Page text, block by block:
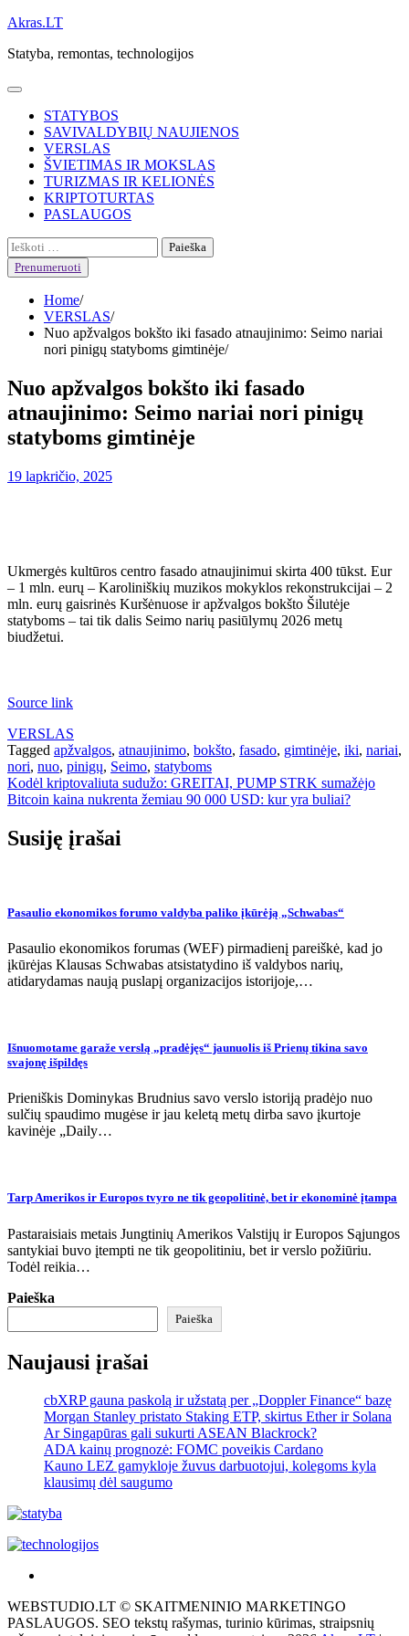
Skip
content
Akras.LT
Statyba, remontas, technologijos
STATYBOS
SAVIVALDYBIŲ NAUJIENOS
VERSLAS
ŠVIETIMAS IR MOKSLAS
TURIZMAS IR KELIONĖS
KRIPTOTURTAS
PASLAUGOS
Ieškoti:
Prenumeruoti
Home
VERSLAS
Nuo apžvalgos bokšto iki fasado atnaujinimo: Seimo nariai
nori pinigų statyboms gimtinėje
Nuo apžvalgos bokšto iki fasado
atnaujinimo: Seimo nariai nori pinigų
statyboms gimtinėje
19 lapkričio, 2025
Ukmergės kultūros centro fasado atnaujinimui skirta 400 tūkst. Eur
– 1 mln. eurų – Karoliniškių muzikos mokyklos rekonstrukcijai – 2
mln. eurų gaisrinės Kuršėnuose ir apžvalgos bokšto Šilutėje
statyboms – tai tik dalis Seimo narių pasiūlymų 2026 metų
biudžetui.
Source link
VERSLAS
Tagged apžvalgos, atnaujinimo, bokšto, fasado, gimtinėje, iki, nariai,
nori, nuo, pinigų, Seimo, statyboms
Navigacija
tarp
įrašų
Kodėl kriptovaliuta sudužo: GREITAI, PUMP STRK sumažėjo
Bitcoin kaina nukrenta žemiau 90 000 USD: kur yra buliai?
Susiję įrašai
Pasaulio ekonomikos forumo valdyba paliko įkūrėją „Schwabas“
Pasaulio ekonomikos forumas (WEF) pirmadienį pareiškė, kad jo
įkūrėjas Klausas Schwabas atsistatydino iš valdybos narių,
atidarydamas naują puslapį organizacijos istorijoje,…
Išnuomotame garaže verslą „pradėjęs“ jaunuolis iš Prienų tikina savo
svajonę išpildęs
Prieniškis Dominykas Brudnius savo verslo istoriją pradėjo nuo
sulčių spaudimo mugėse ir jau keletą metų dirba savo įkurtoje
kavinėje „Daily…
Tarp Amerikos ir Europos tvyro ne tik geopolitinė, bet ir ekonominė įtampa
Pastaraisiais metais Jungtinių Amerikos Valstijų ir Europos Sąjungos
santykiai buvo įtempti ne tik geopolitiniu, bet ir verslo požiūriu.
Todėl reikia…
Paieška
Paieška
Naujausi įrašai
cbXRP gauna paskolą ir užstatą per „Doppler Finance“ bazę
Morgan Stanley pristato Staking ETP, skirtus Ether ir Solana
Ar Singapūras gali sukurti ASEAN Blackrock?
ADA kainų prognozė: FOMC poveikis Cardano
Kauno LEZ gamykloje žuvus darbuotojui, kolegoms kyla
klausimų dėl saugumo
tai
žemės
WEBSTUDIO.LT © SKAITMENINIO MARKETINGO
PASLAUGOS. SEO tekstų rašymas, turinio kūrimas, straipsnių